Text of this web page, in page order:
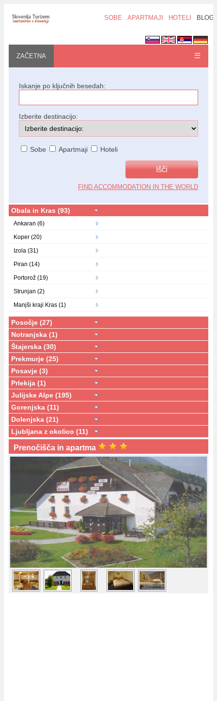
SOBE APARTMAJI HOTELI BLOG
ZAČETNA ☰
Iskanje po ključnih besedah:
Izberite destinacijo:
Sobe Apartmaji Hoteli
FIND ACCOMMODATION IN THE WORLD
Obala in Kras (93)
Ankaran (6)
Koper (20)
Izola (31)
Piran (14)
Portorož (19)
Strunjan (2)
Manjši kraji Kras (1)
Posočje (27)
Notranjska (1)
Štajerska (30)
Prekmurje (25)
Posavje (3)
Prlekija (1)
Julijske Alpe (195)
Gorenjska (11)
Dolenjska (21)
Ljubljana z okolico (11)
Prenočišča in apartma